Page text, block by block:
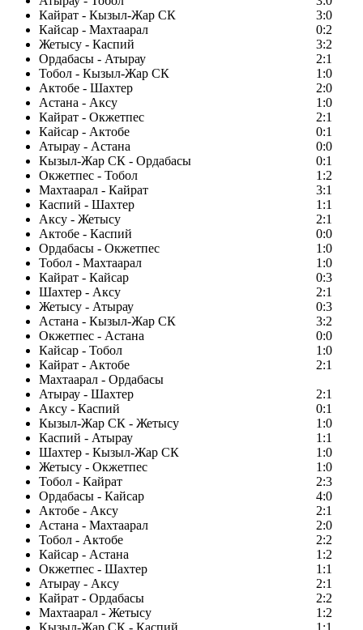
Кайрат - Кызыл-Жар СК
3:0
Кайсар - Махтаарал
0:2
Жетысу - Каспий
3:2
Ордабасы - Атырау
2:1
Тобол - Кызыл-Жар СК
1:0
Актобе - Шахтер
2:0
Астана - Аксу
1:0
Кайрат - Окжетпес
2:1
Кайсар - Актобе
0:1
Атырау - Астана
0:0
Кызыл-Жар СК - Ордабасы
0:1
Окжетпес - Тобол
1:2
Махтаарал - Кайрат
3:1
Каспий - Шахтер
1:1
Аксу - Жетысу
2:1
Актобе - Каспий
0:0
Ордабасы - Окжетпес
1:0
Тобол - Махтаарал
1:0
Кайрат - Кайсар
0:3
Шахтер - Аксу
2:1
Жетысу - Атырау
0:3
Астана - Кызыл-Жар СК
3:2
Окжетпес - Астана
0:0
Кайсар - Тобол
1:0
Кайрат - Актобе
2:1
Махтаарал - Ордабасы
Атырау - Шахтер
2:1
Аксу - Каспий
0:1
Кызыл-Жар СК - Жетысу
1:0
Каспий - Атырау
1:1
Шахтер - Кызыл-Жар СК
1:0
Жетысу - Окжетпес
1:0
Тобол - Кайрат
2:3
Ордабасы - Кайсар
4:0
Актобе - Аксу
2:1
Астана - Махтаарал
2:0
Тобол - Актобе
2:2
Кайсар - Астана
1:2
Окжетпес - Шахтер
1:1
Атырау - Аксу
2:1
Кайрат - Ордабасы
2:2
Махтаарал - Жетысу
1:2